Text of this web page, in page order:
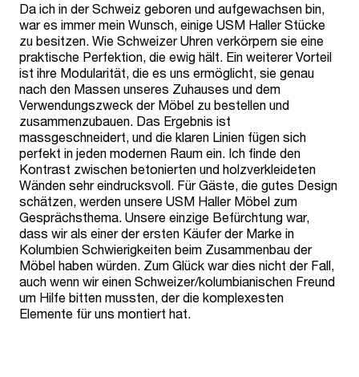
Da ich in der Schweiz geboren und aufgewachsen bin,
war es immer mein Wunsch, einige USM Haller Stücke
zu besitzen. Wie Schweizer Uhren verkörpern sie eine
praktische Perfektion, die ewig hält. Ein weiterer Vorteil
ist ihre Modularität, die es uns ermöglicht, sie genau
nach den Massen unseres Zuhauses und dem
Verwendungszweck der Möbel zu bestellen und
zusammenzubauen. Das Ergebnis ist
massgeschneidert, und die klaren Linien fügen sich
perfekt in jeden modernen Raum ein. Ich finde den
Kontrast zwischen betonierten und holzverkleideten
Wänden sehr eindrucksvoll. Für Gäste, die gutes Design
schätzen, werden unsere USM Haller Möbel zum
Gesprächsthema. Unsere einzige Befürchtung war,
dass wir als einer der ersten Käufer der Marke in
Kolumbien Schwierigkeiten beim Zusammenbau der
Möbel haben würden. Zum Glück war dies nicht der Fall,
auch wenn wir einen Schweizer/kolumbianischen Freund
um Hilfe bitten mussten, der die komplexesten
Elemente für uns montiert hat.